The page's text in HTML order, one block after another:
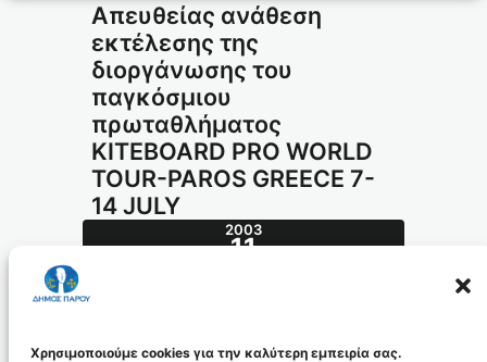
Χρησιμοποιούμε cookies για την καλύτερη εμπειρία σας.
Απευθείας ανάθεση
εκτέλεσης της
διοργάνωσης του
παγκόσμιου
πρωταθλήματος
KITEBOARD PRO WORLD
TOUR-PAROS GREECE 7-
14 JULY
2003
11
237.2003_id830